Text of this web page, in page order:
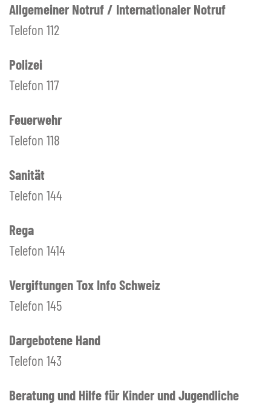
Bildergalerie
Notrufnummern & Defibrillatoren
VERWALTUNG
FREIZEIT
SCHULE BOWIL
BIBLIOTHEK BOWIL
Allgemeiner Notruf / Internationaler Notruf
Telefon 112
Polizei
Telefon 117
Feuerwehr
Telefon 118
Sanität
Telefon 144
Rega
Telefon 1414
Vergiftungen Tox Info Schweiz
Telefon 145
Dargebotene Hand
Telefon 143
Beratung und Hilfe für Kinder und Jugendliche